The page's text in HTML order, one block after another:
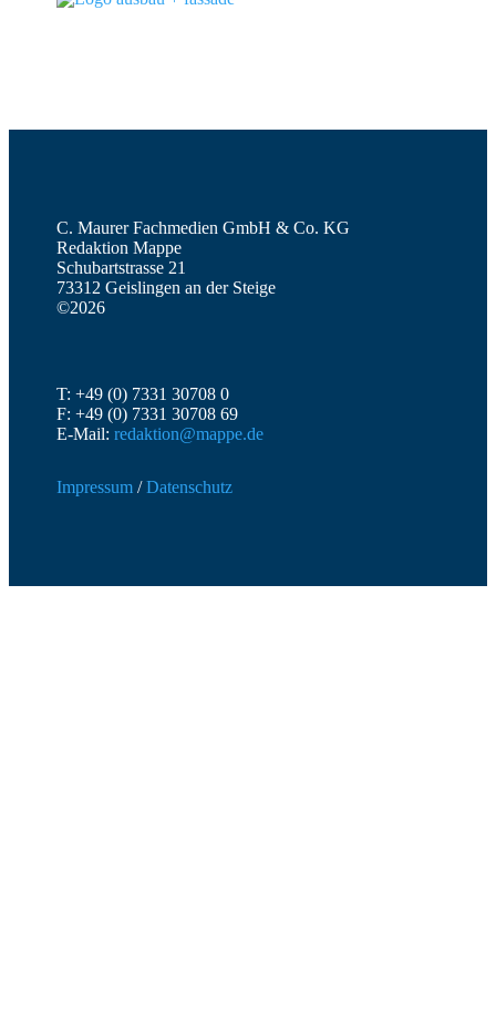
C. Maurer Fachmedien GmbH & Co. KG
Redaktion Mappe
Schubartstrasse 21
73312 Geislingen an der Steige
©2026
T: +49 (0) 7331 30708 0
F: +49 (0) 7331 30708 69
E-Mail:redaktion@mappe.de
Impressum /Datenschutz